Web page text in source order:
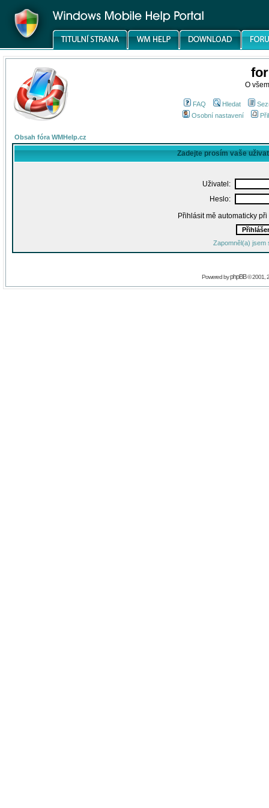
O
FAQ Hledat
Osobní nastavení
Obsah fóra WMHelp.cz
Zadejte prosím vaše
Uživatel:
Heslo:
Přihlásit mě automaticky
Zapomněl(a) jsem
Powered byphpBB© 2001,